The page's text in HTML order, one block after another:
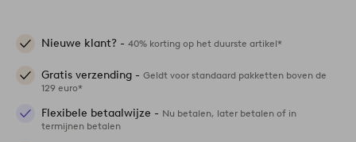
Nieuwe klant? - 40% korting op het duurste artikel*
Gratis verzending - Geldt voor standaard pakketten boven de
129 euro*
Flexibele betaalwijze - Nu betalen, later betalen of in
termijnen betalen